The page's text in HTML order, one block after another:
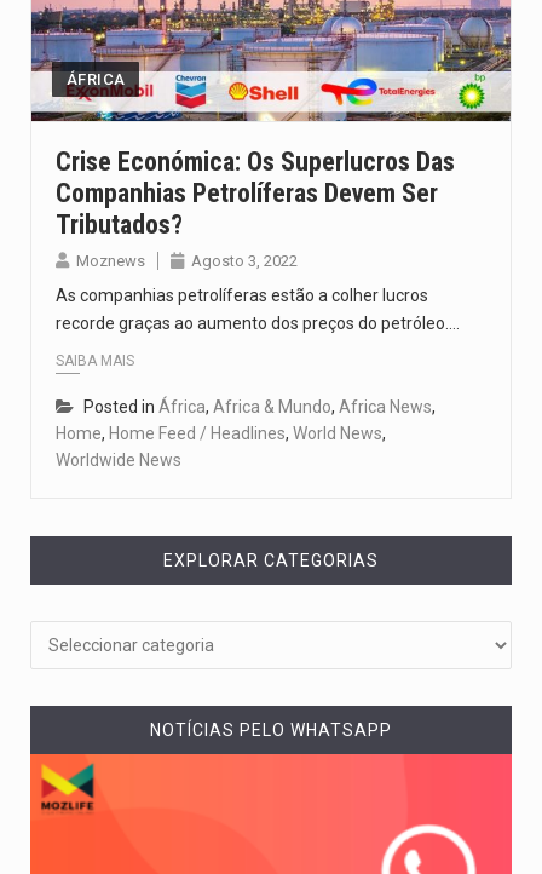
Um dos casos mais graves envolveu a residência de Sam…
A cidade de Bunia, capital da província de Ituri, tornou-se…
Legislação, renomeada em homenagem ao falecido senador Lindsey Graham, foi…
ÁFRICA
Crise Económica: Os Superlucros Das
Companhias Petrolíferas Devem Ser
Tributados?
Moznews Agosto 3, 2022
As companhias petrolíferas estão a colher lucros
recorde graças ao aumento dos preços do petróleo.…
SAIBA MAIS
Posted in África, Africa & Mundo, Africa News,
Home, Home Feed / Headlines, World News,
Worldwide News
EXPLORAR CATEGORIAS
NOTÍCIAS PELO WHATSAPP